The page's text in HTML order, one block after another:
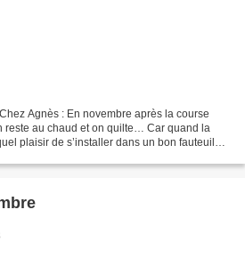
Agnès : En novembre après la course
reste au chaud et on quilte… Car quand la
plaisir de s’installer dans un bon fauteuil